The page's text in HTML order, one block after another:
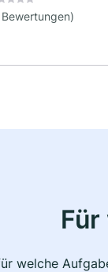
welche